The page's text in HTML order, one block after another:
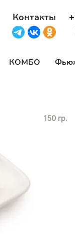
Контакты
КОМБО
150 гр.